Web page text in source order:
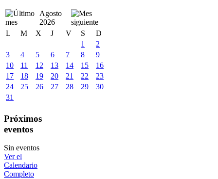
Agosto
2026
L
M X J V S
D
1
2
3
4 5 6 7 8
9
10
11 12 13 14 15
16
17
18 19 20 21 22
23
24
25 26 27 28 29
30
31
Próximos
eventos
Sin eventos
Ver el
Calendario
Completo